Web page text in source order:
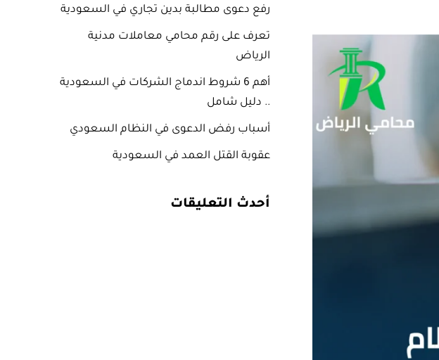
رفع دعوى مطالبة بدين تجاري في السعودية
تعرف على رقم محامي معاملات مدنية
الرياض
أهم 6 شروط اندماج الشركات في السعودية
.. دليل شامل
أسباب رفض الدعوى في النظام السعودي
عقوبة القتل العمد في السعودية
أحدث التعليقات